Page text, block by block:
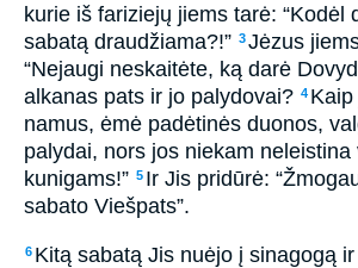
kurie iš fariziejų jiems tarė: “Kodėl
sabatą draudžiama?!” 3Jėzus
“Nejaugi neskaitėte, ką darė
alkanas pats ir jo palydovai? 4
namus, ėmė padėtinės duonos,
palydai, nors jos niekam neleistina
kunigams!” 5 Ir Jis pridūrė:
sabato Viešpats”.
6 Kitą sabatą Jis nuėjo į sinagogą